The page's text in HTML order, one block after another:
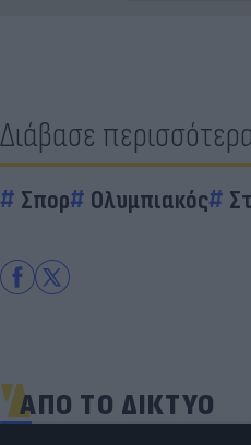
Διάβασε
Σπορ Ολυμπιακός
ΑΠΟ ΤΟ ΔΙΚΤΥΟ